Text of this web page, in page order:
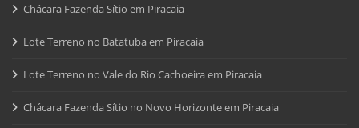
Chácara Fazenda Sítio em Piracaia
Lote Terreno no Batatuba em Piracaia
Lote Terreno no Vale do Rio Cachoeira em Piracaia
Chácara Fazenda Sítio no Novo Horizonte em Piracaia